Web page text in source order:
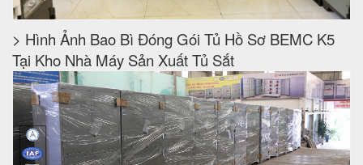
> Hình Ảnh Bao Bì Đóng Gói Tủ Hồ Sơ BEMC K5
Tại Kho Nhà Máy Sản Xuất Tủ Sắt